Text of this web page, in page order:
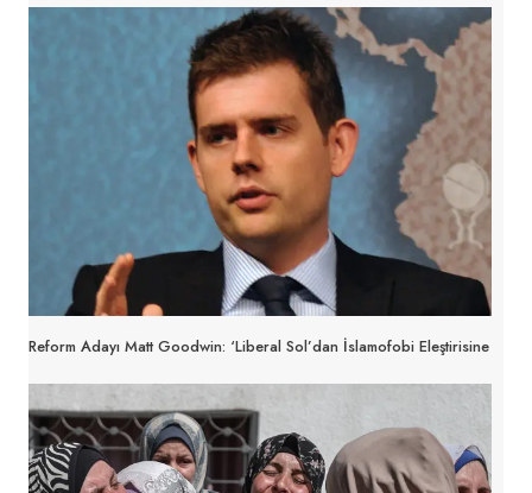
Reform Adayı Matt Goodwin: ‘Liberal Sol’dan İslamofobi Eleştirisine